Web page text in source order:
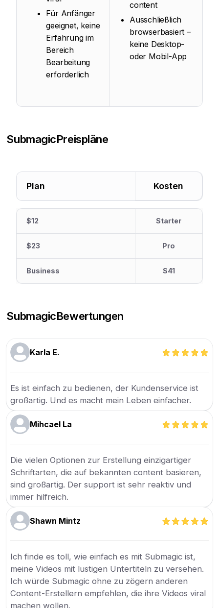
Für Anfänger
geeignet, keine
Erfahrung im
Bereich
Bearbeitung
erforderlich
content
Ausschließlich
browserbasiert –
keine Desktop-
oder Mobil-App
SubmagicPreispläne
Plan Kosten
$12 Starter
$23 Pro
Business $41
SubmagicBewertungen
Karla E.
Es ist einfach zu bedienen, der Kundenservice ist
großartig. Und es macht mein Leben einfacher.
Mihcael La
Die vielen Optionen zur Erstellung einzigartiger
Schriftarten, die auf bekannten content basieren,
sind großartig. Der support ist sehr reaktiv und
immer hilfreich.
Shawn Mintz
Ich finde es toll, wie einfach es mit Submagic ist,
meine Videos mit lustigen Untertiteln zu versehen.
Ich würde Submagic ohne zu zögern anderen
Content-Erstellern empfehlen, die ihre Videos viral
machen wollen.